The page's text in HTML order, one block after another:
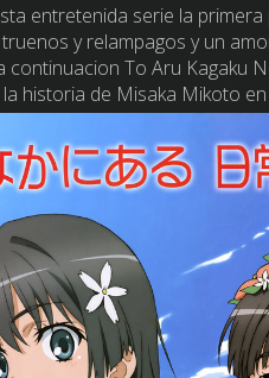
entretenida serie la
y relampagos y un
To Aru Kagaku
historia de Misaka Mikoto